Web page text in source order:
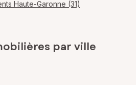
Haute-Garonne (31)
par ville